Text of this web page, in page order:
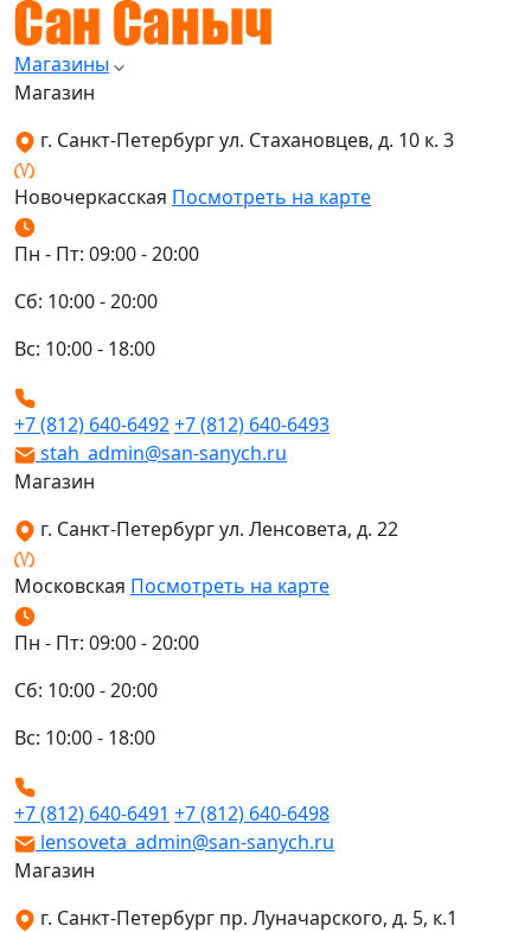
Магазины
Магазин
г. Санкт-Петербург ул. Стахановцев, д. 10 к. 3
Новочеркасская Посмотреть на карте
Пн - Пт: 09:00 - 20:00
Сб: 10:00 - 20:00
Вс: 10:00 - 18:00
+7 (812) 640-6492+7 (812) 640-6493
stah_admin@san-sanych.ru
Магазин
г. Санкт-Петербург ул. Ленсовета, д. 22
Московская Посмотреть на карте
Пн - Пт: 09:00 - 20:00
Сб: 10:00 - 20:00
Вс: 10:00 - 18:00
+7 (812) 640-6491 +7 (812) 640-6498
lensoveta_admin@san-sanych.ru
Магазин
г. Санкт-Петербург пр. Луначарского, д. 5, к.1